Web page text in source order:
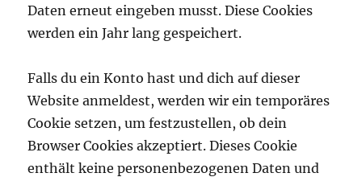
Daten erneut eingeben musst. Diese Cookies
werden ein Jahr lang gespeichert.
Falls du ein Konto hast und dich auf dieser
Website anmeldest, werden wir ein temporäres
Cookie setzen, um festzustellen, ob dein
Browser Cookies akzeptiert. Dieses Cookie
enthält keine personenbezogenen Daten und